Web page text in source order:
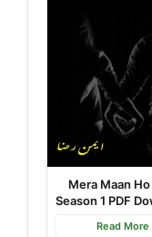
Mera Maan
Season 1 PDF
Read More